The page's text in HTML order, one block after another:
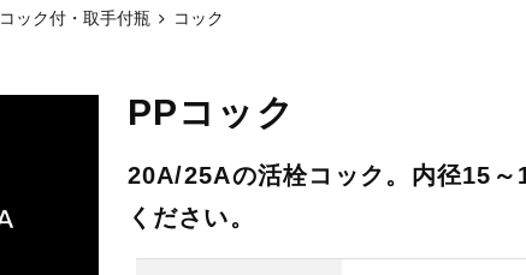
コック付・取手付瓶 コック
PPコック
20A/25Aの活栓コック。内径15
ください。